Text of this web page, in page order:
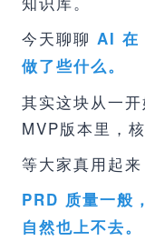
今天聊聊 AI 在
做了些什么。
其实这块从一
MVP版本里，
等大家真用起
PRD 质量一般
自然也上不去。